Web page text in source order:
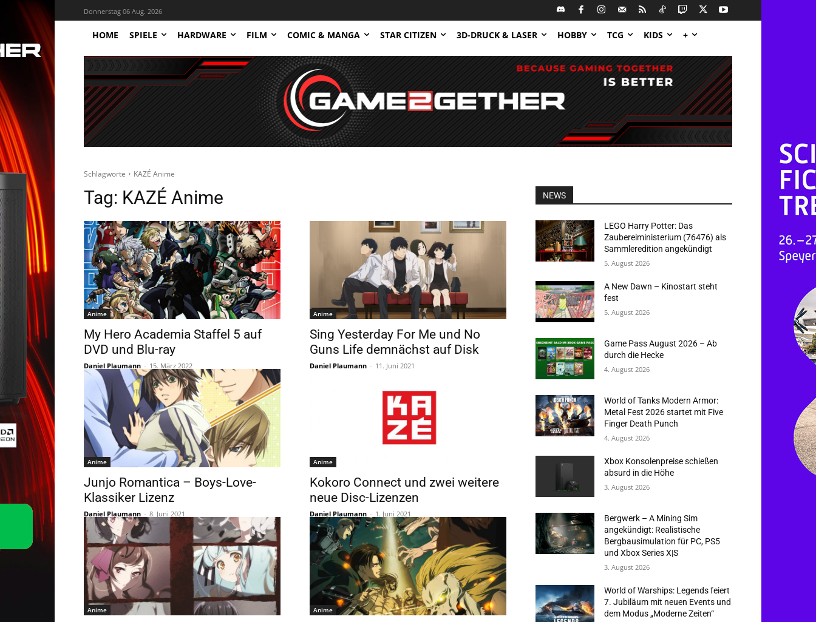
Donnerstag 06 Aug. 2026
HOME SPIELE HARDWARE FILM COMIC & MANGA STAR CITIZEN 3D-DRUCK & LASER HOBBY TCG KIDS +
Schlagworte KAZÉ Anime
Tag: KAZÉ Anime
Anime
My Hero Academia Staffel 5 auf
DVD und Blu-ray
Daniel Plaumann - 15. März 2022
Anime
Sing Yesterday For Me und No
Guns Life demnächst auf Disk
Daniel Plaumann - 11. Juni 2021
Anime
Junjo Romantica – Boys-Love-
Klassiker Lizenz
Daniel Plaumann - 8. Juni 2021
Anime
Kokoro Connect und zwei weitere
neue Disc-Lizenzen
Daniel Plaumann - 1. Juni 2021
Anime Anime
NEWS
LEGO Harry Potter: Das
Zaubereiministerium (76476) als
Sammleredition angekündigt
5. August 2026
A New Dawn – Kinostart steht
fest
5. August 2026
Game Pass August 2026 – Ab
durch die Hecke
4. August 2026
World of Tanks Modern Armor:
Metal Fest 2026 startet mit Five
Finger Death Punch
4. August 2026
Xbox Konsolenpreise schießen
absurd in die Höhe
3. August 2026
Bergwerk – A Mining Sim
angekündigt: Realistische
Bergbausimulation für PC, PS5
und Xbox Series X|S
3. August 2026
World of Warships: Legends feiert
7. Jubiläum mit neuen Events und
dem Modus „Moderne Zeiten“